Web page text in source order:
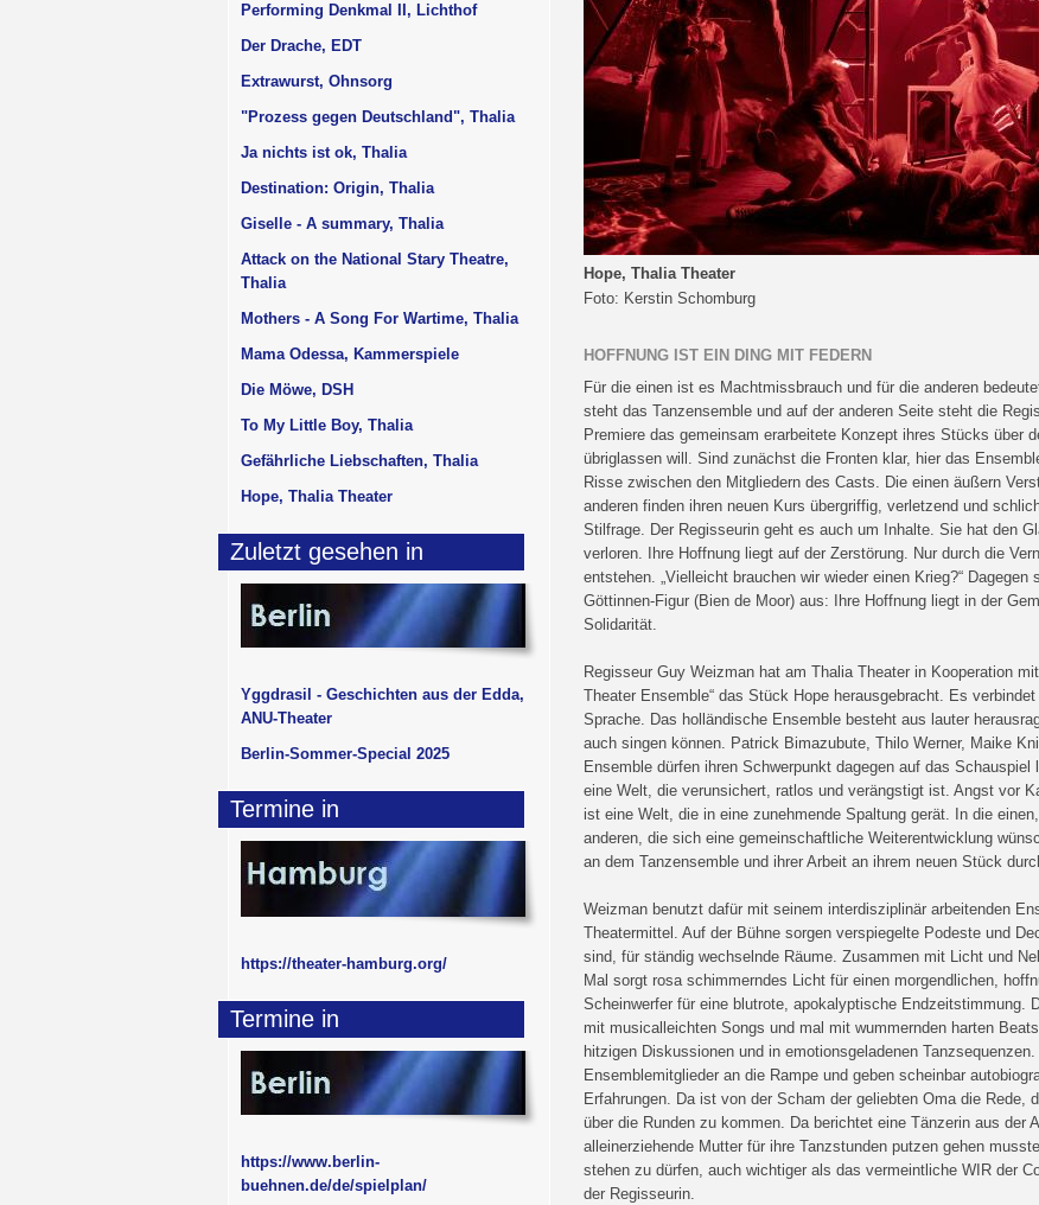
Hope, Thalia Theater
Foto: Kerstin Schomburg
HOFFNUNG IST EIN DING MIT FEDERN
Für die einen ist es Machtmissbrauch und für die anderen
steht das Tanzensemble und auf der anderen Seite steht die
Premiere das gemeinsam erarbeitete Konzept ihres Stücks über
übriglassen will. Sind zunächst die Fronten klar, hier das
Risse zwischen den Mitgliedern des Casts. Die einen äußern
anderen finden ihren neuen Kurs übergriffig, verletzend und
Stilfrage. Der Regisseurin geht es auch um Inhalte. Sie hat den
verloren. Ihre Hoffnung liegt auf der Zerstörung. Nur durch die
entstehen. „Vielleicht brauchen wir wieder einen Krieg?“
Göttinnen-Figur (Bien de Moor) aus: Ihre Hoffnung liegt in der
Solidarität.
Regisseur Guy Weizman hat am Thalia Theater in Kooperation
Theater Ensemble“ das Stück Hope herausgebracht. Es
Sprache. Das holländische Ensemble besteht aus lauter
auch singen können. Patrick Bimazubute, Thilo Werner, Maike
Ensemble dürfen ihren Schwerpunkt dagegen auf das
eine Welt, die verunsichert, ratlos und verängstigt ist. Angst vor
ist eine Welt, die in eine zunehmende Spaltung gerät. In die
anderen, die sich eine gemeinschaftliche Weiterentwicklung
an dem Tanzensemble und ihrer Arbeit an ihrem neuen Stück
Weizman benutzt dafür mit seinem interdisziplinär arbeitenden
Theatermittel. Auf der Bühne sorgen verspiegelte Podeste und
sind, für ständig wechselnde Räume. Zusammen mit Licht und
Mal sorgt rosa schimmerndes Licht für einen morgendlichen,
Scheinwerfer für eine blutrote, apokalyptische Endzeitstimmung.
mit musicalleichten Songs und mal mit wummernden harten
hitzigen Diskussionen und in emotionsgeladenen
Ensemblemitglieder an die Rampe und geben scheinbar
Erfahrungen. Da ist von der Scham der geliebten Oma die
über die Runden zu kommen. Da berichtet eine Tänzerin aus der
alleinerziehende Mutter für ihre Tanzstunden putzen gehen
stehen zu dürfen, auch wichtiger als das vermeintliche WIR der
der Regisseurin.
Performing Denkmal II, Lichthof
Der Drache, EDT
Extrawurst, Ohnsorg
"Prozess gegen Deutschland", Thalia
Ja nichts ist ok, Thalia
Destination: Origin, Thalia
Giselle - A summary, Thalia
Attack on the National Stary Theatre,
Thalia
Mothers - A Song For Wartime, Thalia
Mama Odessa, Kammerspiele
Die Möwe, DSH
To My Little Boy, Thalia
Gefährliche Liebschaften, Thalia
Hope, Thalia Theater
Zuletzt gesehen in
Yggdrasil - Geschichten aus der Edda,
ANU-Theater
Berlin-Sommer-Special 2025
Termine in
https://theater-hamburg.org/
Termine in
https://www.berlin-
buehnen.de/de/spielplan/